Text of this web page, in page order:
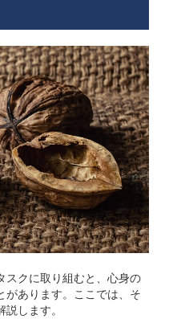
スクに取り組むと、心身の
があります。ここでは、そ
します。